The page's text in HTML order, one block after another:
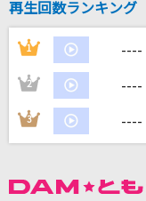
優里
カ
再生回数ランキング
1 ----
2 ----
3 ----